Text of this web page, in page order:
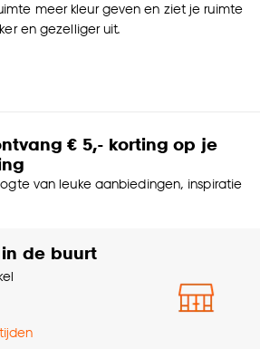
meer kleur geven en ziet je ruimte
en gezelliger uit.
€ 5,- korting op je
van leuke aanbiedingen, inspiratie
de buurt